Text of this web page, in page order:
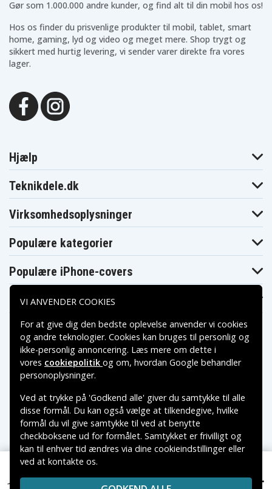
Lenovo Yoga S730-13, 15.36V, 2650 mAh 419 kr.
Gør som 1.000.000 andre kunder, og find alt til din mobil hos os!
Hos os finder du prisvenlige produkter til mobil, tablet, smart
home, gaming, lyd og video og meget mere. Shop trygt og
sikkert med hurtig levering, vi sender varer direkte fra vores
lager.
Hjælp
Teknikdele.dk
Virksomhedsoplysninger
Populære kategorier
Populære iPhone-covers
Populære Samsung-covers
Betalingsmuligheder
Leveringsmuligheder
Copyright © 2026, Spares Nordic AB
VAREMÆRKER NÆVNT PÅ DETTE WEB TILHØRER DE
VI ANVENDER COOKIES
For at give dig den bedste oplevelse anvender vi cookies
og andre teknologier. Cookies kan bruges til personlig og
ikke-personlig annoncering. Læs mere om dette i
vores cookiepolitik og om, hvordan Google behandler
personoplysninger.
Ved at trykke på 'Godkend alle' giver du samtykke til alle
disse formål. Du kan også vælge at tilkendegive, hvilke
formål du vil give samtykke til ved at benytte
checkboksene ud for formålet. Samtykket er frivilligt og
kan til enhver tid ændres via dine cookieindstillinger eller
ved at kontakte os.